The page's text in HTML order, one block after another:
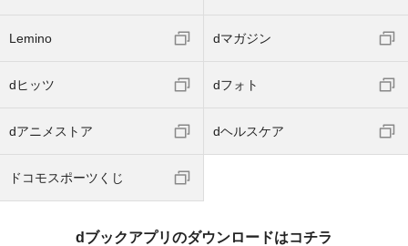
Lemino dマガジン
dヒッツ dフォト
dアニメストア dヘルスケア
ドコモスポーツくじ
dブックアプリのダウンロードはコチラ